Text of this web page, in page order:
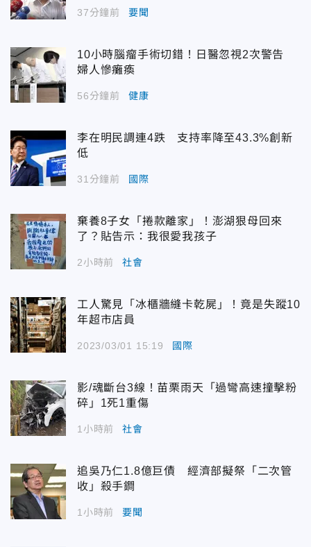
37分鐘前 要聞
10小時腦瘤手術切錯！日醫忽視2次警告
婦人慘癱瘓
56分鐘前 健康
李在明民調連4跌 支持率降至43.3%創新
低
31分鐘前 國際
棄養8子女「捲款離家」！澎湖狠母回來
了？貼告示：我很愛我孩子
2小時前 社會
工人驚見「冰櫃牆縫卡乾屍」！竟是失蹤10
年超市店員
2023/03/01 15:19 國際
影/魂斷台3線！苗栗雨天「過彎高速撞擊粉
碎」1死1重傷
1小時前 社會
追吳乃仁1.8億巨債 經濟部擬祭「二次管
收」殺手鐧
1小時前 要聞